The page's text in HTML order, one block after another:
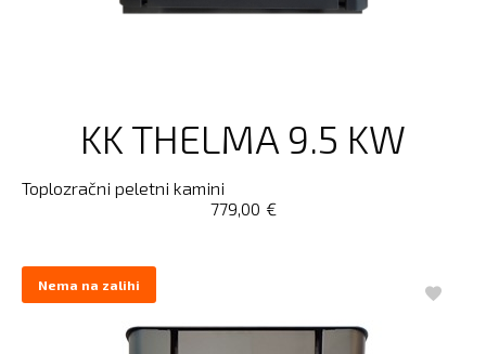
KK THELMA 9.5 KW
Toplozračni peletni kamini
€
779,00
Nema na zalihi